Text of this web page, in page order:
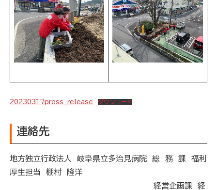
20230317press _release ダウンロード
連絡先
地方独立行政法人 岐阜県立多治見病院 総 務 課 福利
厚生担当 棚村 隆洋
経営企画課 経